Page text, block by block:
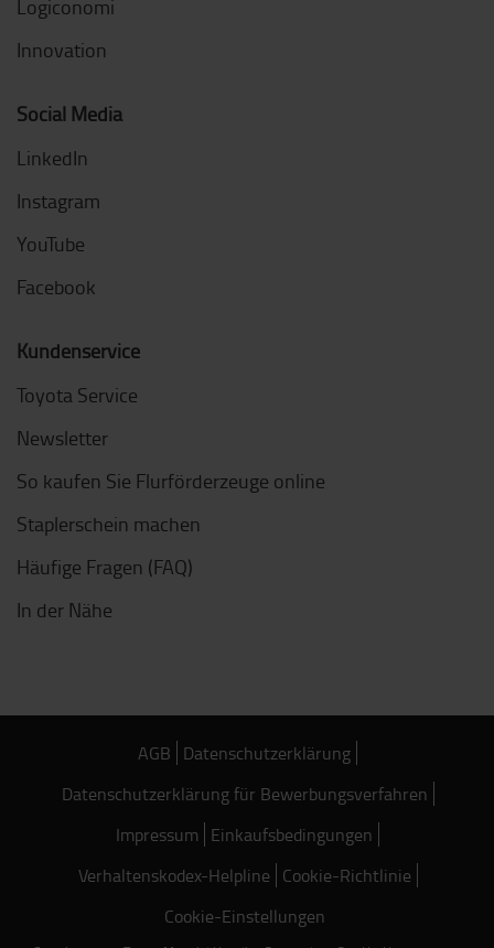
Logiconomi
Innovation
Social Media
LinkedIn
Instagram
YouTube
Facebook
Kundenservice
Toyota Service
Newsletter
So kaufen Sie Flurförderzeuge online
Staplerschein machen
Häufige Fragen (FAQ)
In der Nähe
AGB Datenschutzerklärung
Datenschutzerklärung für Bewerbungsverfahren
Impressum Einkaufsbedingungen
Verhaltenskodex-Helpline Cookie-Richtlinie
Cookie-Einstellungen